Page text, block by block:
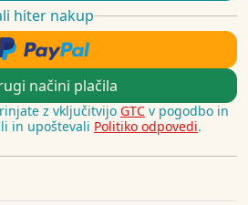
hiter nakup
načini plačila
z vključitvijo GTC v pogodbo in
in upoštevali Politiko odpovedi.